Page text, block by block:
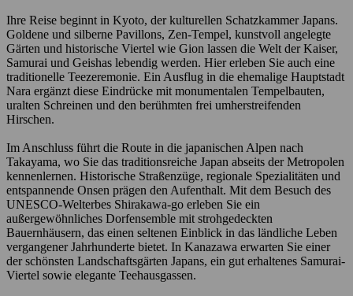
Ihre Reise beginnt in Kyoto, der kulturellen Schatzkammer Japans.
Goldene und silberne Pavillons, Zen-Tempel, kunstvoll angelegte
Gärten und historische Viertel wie Gion lassen die Welt der Kaiser,
Samurai und Geishas lebendig werden. Hier erleben Sie auch eine
traditionelle Teezeremonie. Ein Ausflug in die ehemalige Hauptstadt
Nara ergänzt diese Eindrücke mit monumentalen Tempelbauten,
uralten Schreinen und den berühmten frei umherstreifenden
Hirschen.
Im Anschluss führt die Route in die japanischen Alpen nach
Takayama, wo Sie das traditionsreiche Japan abseits der Metropolen
kennenlernen. Historische Straßenzüge, regionale Spezialitäten und
entspannende Onsen prägen den Aufenthalt. Mit dem Besuch des
UNESCO-Welterbes Shirakawa-go erleben Sie ein
außergewöhnliches Dorfensemble mit strohgedeckten
Bauernhäusern, das einen seltenen Einblick in das ländliche Leben
vergangener Jahrhunderte bietet. In Kanazawa erwarten Sie einer
der schönsten Landschaftsgärten Japans, ein gut erhaltenes Samurai-
Viertel sowie elegante Teehausgassen.